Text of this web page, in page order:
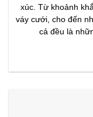
xúc. Từ khoảnh
váy cưới, cho đến
cả đều là